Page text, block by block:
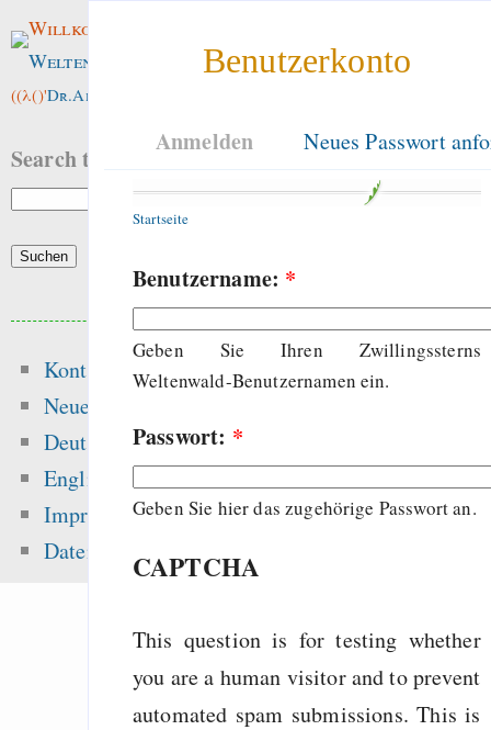
Benutzerkonto
Anmelden Neues Passwort
Startseite
Benutzername: *
Geben Sie Ihren Zwillingssterns
Weltenwald-Benutzernamen ein.
Passwort: *
Geben Sie hier das zugehörige Passwort an.
CAPTCHA
This question is for testing whether
you are a human visitor and to prevent
automated spam submissions. This is
Willkommen im
Weltenwald
((λ()'Dr.ArneBab
Search this site:
Kontakt
Neue Inhalte
Deutsch
English
Impressum
Datenschutz
Beliebte Inhalte
Heute:
peer-review —
sea level
Musik aus
Songs
Team Starter